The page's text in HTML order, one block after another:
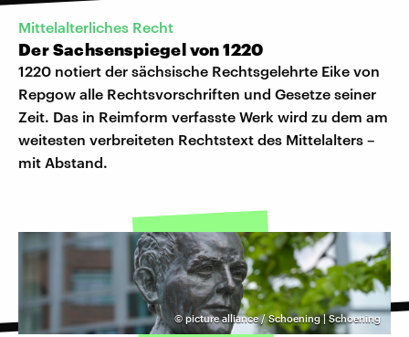
Mittelalterliches Recht
Der Sachsenspiegel von 1220
1220 notiert der sächsische Rechtsgelehrte Eike von
Repgow alle Rechtsvorschriften und Gesetze seiner
Zeit. Das in Reimform verfasste Werk wird zu dem am
weitesten verbreiteten Rechtstext des Mittelalters –
mit Abstand.
©picture alliance / Schoening | Schoening